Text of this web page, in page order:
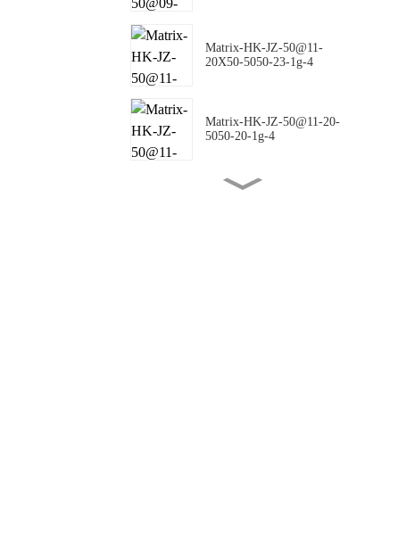
Matrix-HK-JZ-50@11-
20X50-5050-23-1g-4
Matrix-HK-JZ-50@11-20-
5050-20-1g-4